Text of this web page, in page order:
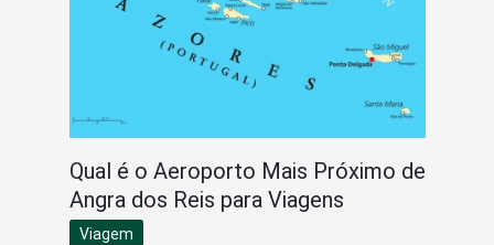
Qual é o Aeroporto Mais Próximo de
Angra dos Reis para Viagens
Viagem